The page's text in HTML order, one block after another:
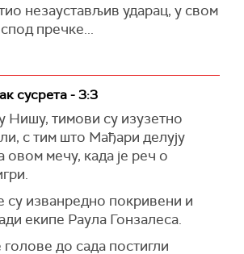
незаустављив ударац, у свом
пречке...
сусрета - 3:3
Нишу, тимови су изузетно
с тим што Мађари делују
овом мечу, када је реч о
су изванредно покривени и
екипе Раула Гонзалеса.
до сада постигли